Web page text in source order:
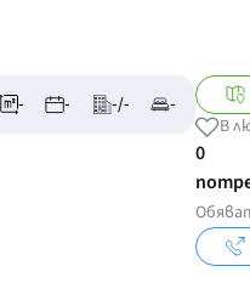
- - -/- -
В
0